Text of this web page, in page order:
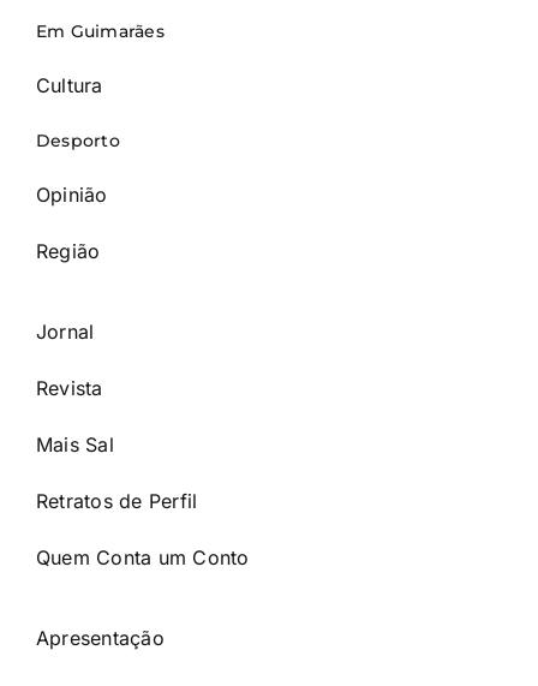
Em Guimarães
Cultura
Desporto
Opinião
Região
Jornal
Revista
Mais Sal
Retratos de Perfil
Quem Conta um Conto
Apresentação